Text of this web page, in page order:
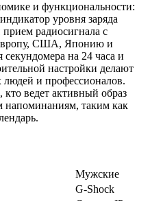
и функциональности:
уровня заряда
прием радиосигнала с
США, Японию и
на 24 часа и
настройки делают
и профессионалов.
кто ведет активный образ
напоминаниям, таким как
Мужские
G-Shock